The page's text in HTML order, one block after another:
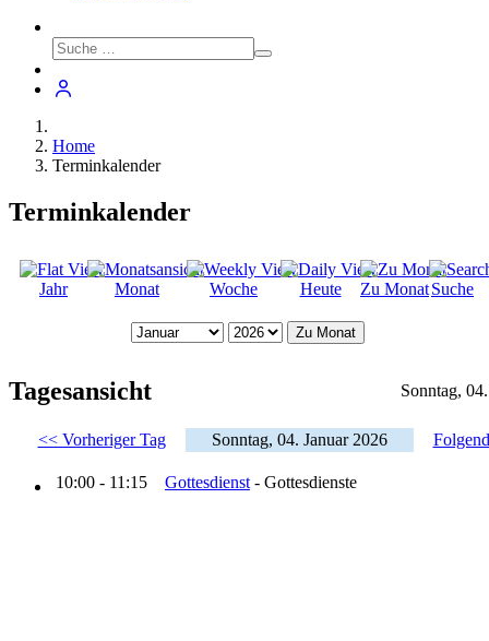
Home
Terminkalender
Terminkalender
Jahr Monat Woche Heute Zu MonatSuche
Zu Monat
Tagesansicht Sonntag,
<< Vorheriger Tag Sonntag, 04. Januar 2026
10:00 - 11:15 Gottesdienst - Gottesdienste